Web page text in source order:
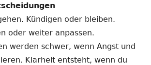
Kündigen oder bleiben.
oder weiter anpassen.
werden schwer, wenn Angst und
Klarheit entsteht, wenn du